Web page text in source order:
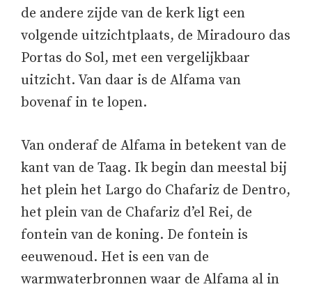
de andere zijde van de kerk ligt een
volgende uitzichtplaats, de Miradouro das
Portas do Sol, met een vergelijkbaar
uitzicht. Van daar is de Alfama van
bovenaf in te lopen.
Van onderaf de Alfama in betekent van de
kant van de Taag. Ik begin dan meestal bij
het plein het Largo do Chafariz de Dentro,
het plein van de Chafariz d’el Rei, de
fontein van de koning. De fontein is
eeuwenoud. Het is een van de
warmwaterbronnen waar de Alfama al in